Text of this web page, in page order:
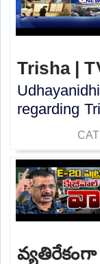
Trisha |
regarding